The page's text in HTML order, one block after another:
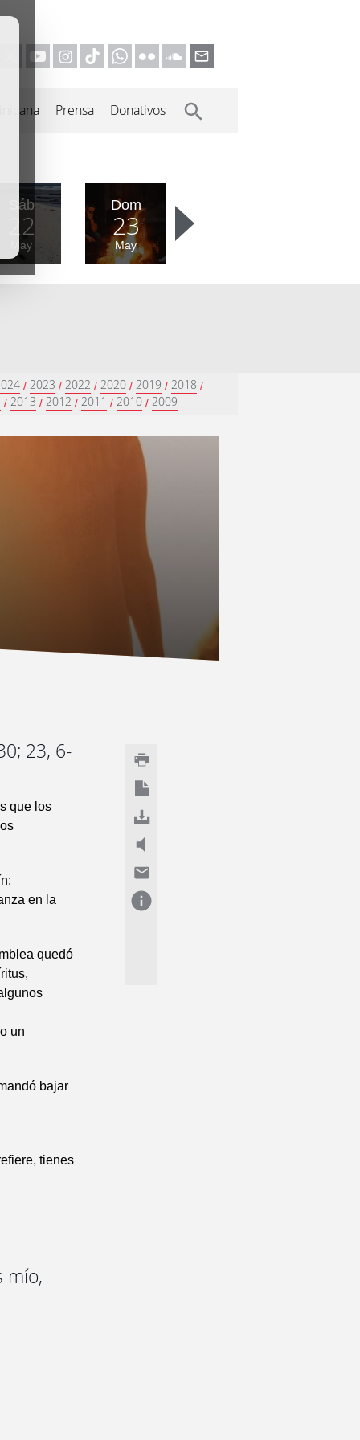
Prensa Donativos
Sáb
22
May
Dom
23
May
/ 2023 / 2022 / 2020 / 2019 / 2018 /
/ 2013 / 2012 / 2011 / 2010 / 2009
23, 6-
que los
en la
quedó
un
bajar
tienes
mío,